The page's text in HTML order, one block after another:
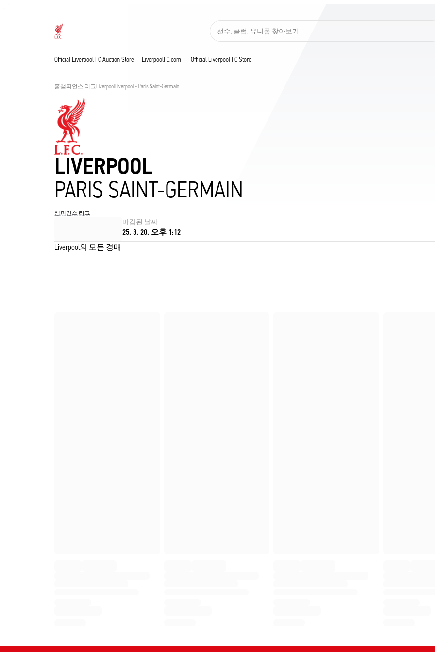
선수, 클럽, 유니폼 찾아보기
Official Liverpool FC Auction Store LiverpoolFC.com Official Liverpool FC Store
홈챔피언스 리그LiverpoolLiverpool - Paris Saint-Germain
LIVERPOOL
PARIS SAINT-GERMAIN
챔피언스 리그
마감된 날짜
25. 3. 20. 오후 1:12
Liverpool의 모든 경매